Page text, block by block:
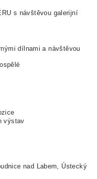
s návštěvou galerijní
dílnami a návštěvou
výstav
nad Labem, Ústecký